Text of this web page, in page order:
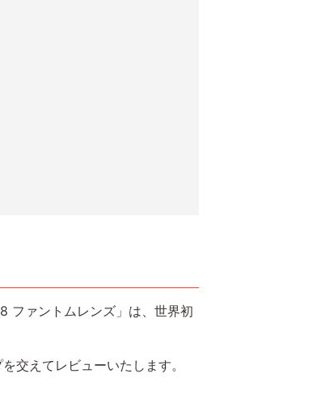
ファントムレンズ」は、世界初
交えてレビューいたします。